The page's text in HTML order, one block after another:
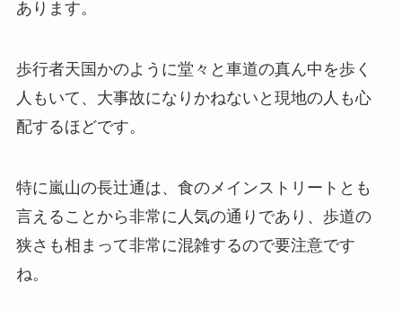
あります。
歩行者天国かのように堂々と車道の真ん中を歩く
人もいて、大事故になりかねないと現地の人も心
配するほどです。
特に嵐山の長辻通は、食のメインストリートとも
言えることから非常に人気の通りであり、歩道の
狭さも相まって非常に混雑するので要注意です
ね。